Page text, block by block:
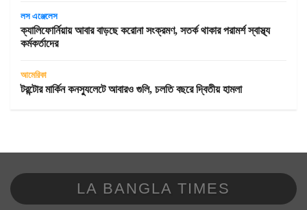
লস এঞ্জেলেস
ক্যালিফোর্নিয়ায় আবার বাড়ছে করোনা সংক্রমণ, সতর্ক থাকার পরামর্শ স্বাস্থ্য
কর্মকর্তাদের
আমেরিকা
টরন্টোর মার্কিন কনস্যুলেটে আবারও গুলি, চলতি বছরে দ্বিতীয় হামলা
LA BANGLA TIMES